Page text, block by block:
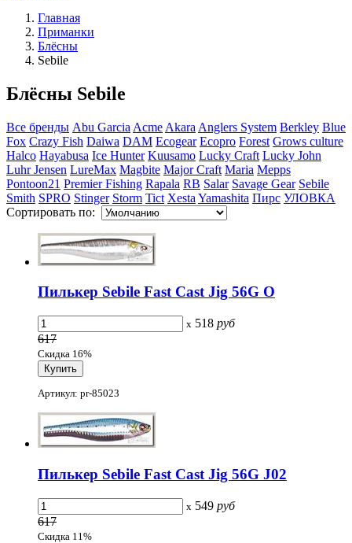
Главная
Приманки
Блёсны
Sebile
Блёсны Sebile
Все бренды Abu Garcia Acme Akara Anglers System Berkley Blue
Fox Crazy Fish Daiwa DAM Ecogear Ecopro Forest Grows culture
Halco Hayabusa Ice Hunter Kuusamo Lucky Craft Lucky John
Luhr Jensen LureMax Magbite Major Craft Maria Mepps
Pontoon21 Premier Fishing Rapala RB Salar Savage Gear Sebile
Smith SPRO Stinger Storm Tict Xesta Yamashita Пирс УЛОВКА
Сортировать по:
Пилькер Sebile Fast Cast Jig 56G O
x 518 руб
617
Скидка 16%
Артикул: pr-85023
Пилькер Sebile Fast Cast Jig 56G J02
x 549 руб
617
Скидка 11%